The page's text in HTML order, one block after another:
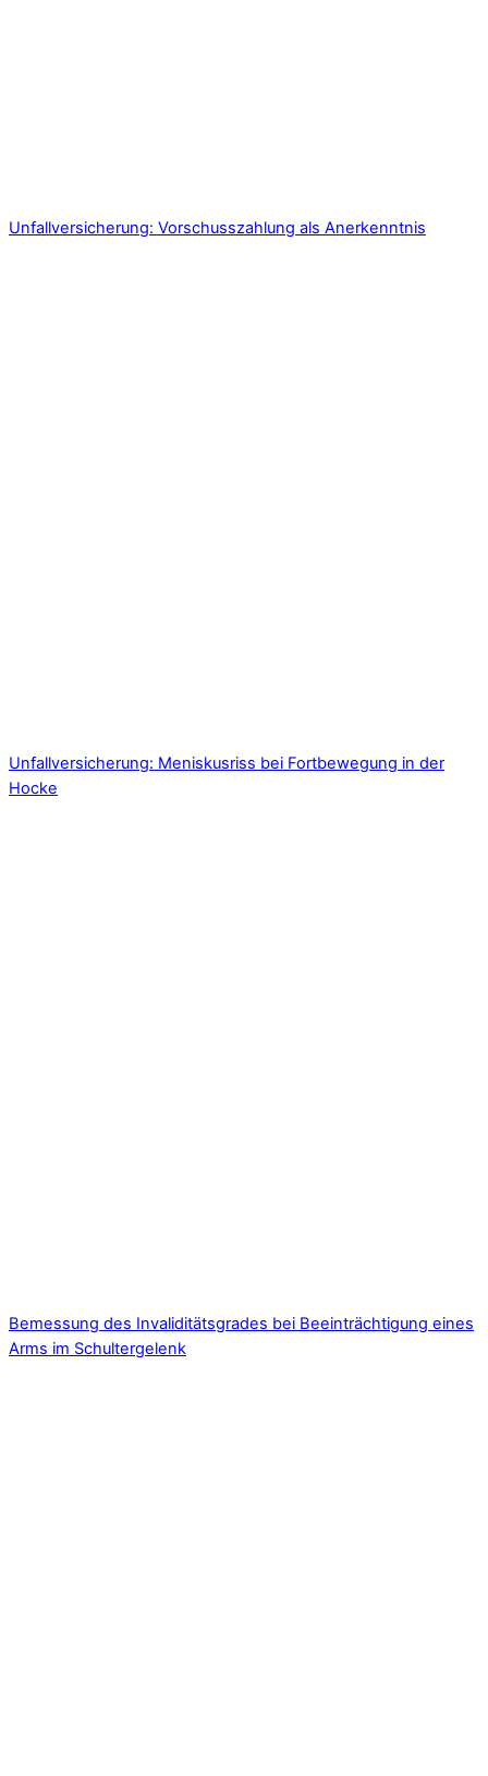
Unfallversicherung: Vorschusszahlung als Anerkenntnis
Unfallversicherung: Meniskusriss bei Fortbewegung in der
Hocke
Bemessung des Invaliditätsgrades bei Beeinträchtigung eines
Arms im Schultergelenk